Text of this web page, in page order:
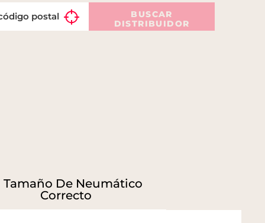
BUSCAR
DISTRIBUIDOR
Tamaño De Neumático
Correcto